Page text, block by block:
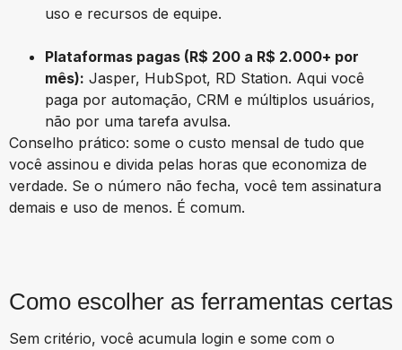
uso e recursos de equipe.
Plataformas pagas (R$ 200 a R$ 2.000+ por
mês): Jasper, HubSpot, RD Station. Aqui você
paga por automação, CRM e múltiplos usuários,
não por uma tarefa avulsa.
Conselho prático: some o custo mensal de tudo que
você assinou e divida pelas horas que economiza de
verdade. Se o número não fecha, você tem assinatura
demais e uso de menos. É comum.
Como escolher as ferramentas certas
Sem critério, você acumula login e some com o